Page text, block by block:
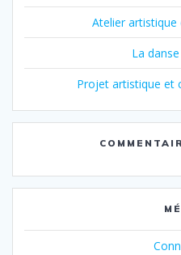
Atelier
La
Projet artistique et